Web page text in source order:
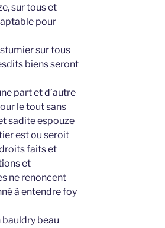
sur tous et
pour
sur tous
biens seront
part et d’autre
le tout sans
sadite espouze
est ou seroit
faits et
et
ne renoncent
à entendre foy
beau